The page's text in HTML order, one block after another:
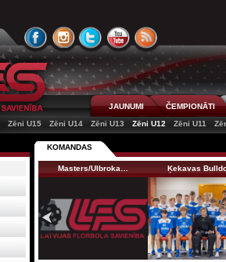
JAUNUMI
ČEMPIONĀTI
Zēni U15 Zēni U14 Zēni U13 Zēni U12 Zēni U11
KOMANDAS
Masters/Ulbroka… Ķekavas